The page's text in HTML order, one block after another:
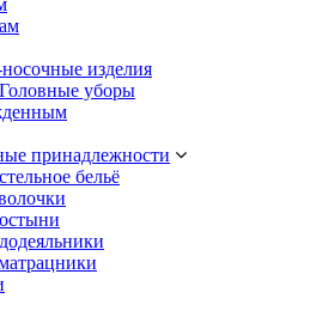
изделия
уборы
принадлежности
бельё